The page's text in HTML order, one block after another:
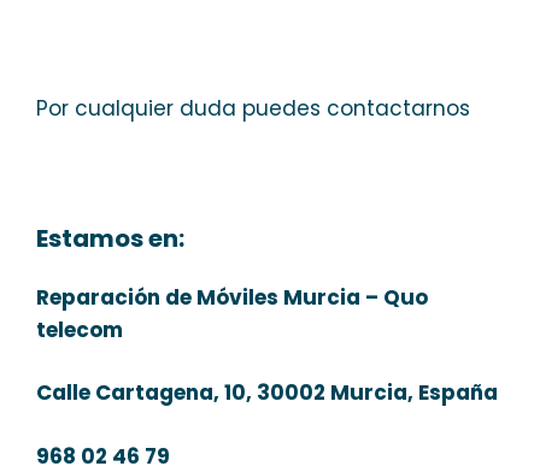
Por cualquier duda puedes contactarnos
Estamos en:
Reparación de Móviles Murcia – Quo
telecom
Calle Cartagena, 10, 30002 Murcia, España
968 02 46 79